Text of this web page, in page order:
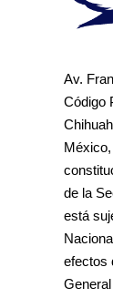
Av.
Código
de la
está
efectos